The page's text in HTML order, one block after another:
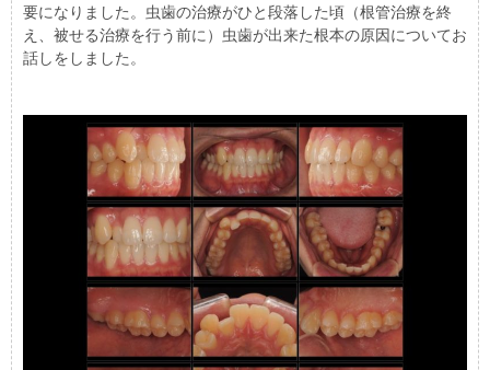
要になりました。虫歯の治療がひと段落した頃（根管治療を終
え、被せる治療を行う前に）虫歯が出来た根本の原因についてお
話しをしました。